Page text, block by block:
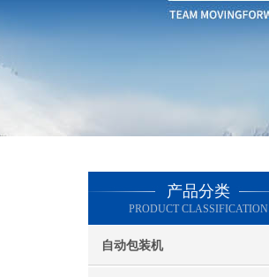
产品分类
PRODUCT CLASSIFICATION
自动包装机